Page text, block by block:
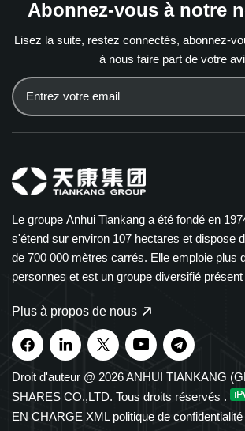
Abonnez-vous à notre
Lisez la suite, restez connectés, abonnez-
à nous faire part de votre
Le groupe Anhui Tiankang a été fondé en
s'étend sur environ 107 hectares et dispose
de 700 000 mètres carrés. Elle emploie plus
personnes et est un groupe diversifié
instruments et compteurs, les câbles
médicaux et pharmaceutiques, les
intelligents et les chemins de câbles en
sont largement utilisés dans les secteurs de
l'énergie, des transports et des énergies
possède des droits d'import-export
Plus à propos de nous
Droit d'auteur @ 2026 ANHUI TIANKANG
SHARES CO.,LTD. Tous droits réservés .
EN CHARGE XML politique de confidentialité